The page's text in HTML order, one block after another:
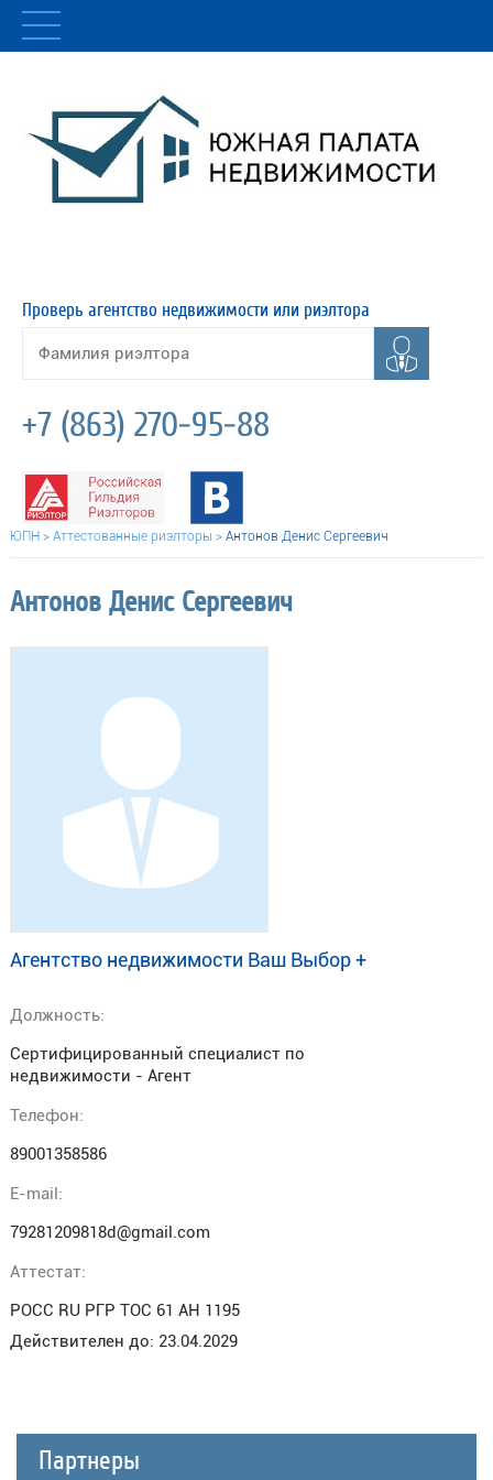
Проверь агентство недвижимости или риэлтора
+7 (863) 270-95-88
ЮПН > Аттестованные риэлторы > Антонов Денис Сергеевич
Антонов Денис Сергеевич
Агентство недвижимости Ваш Выбор +
Должность:
Сертифицированный специалист по
недвижимости - Агент
Телефон:
89001358586
E-mail:
79281209818d@gmail.com
Аттестат:
РОСС RU РГР ТОС 61 АН 1195
Действителен до: 23.04.2029
Партнеры